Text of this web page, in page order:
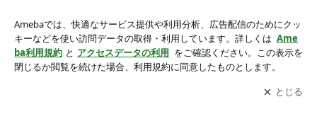
【養成講座】アプリをダウンロードして ブログの更新通知
を受け取りまし
ょう。
開く